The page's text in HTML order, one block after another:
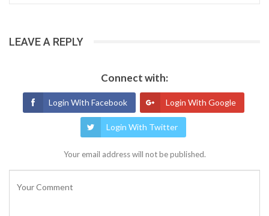
LEAVE A REPLY
Connect with:
Login With Facebook Login With Google
Login With Twitter
Your email address will not be published.